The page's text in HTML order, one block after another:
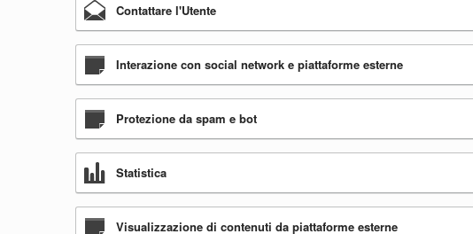
Contattare l'Utente
Interazione con social network e piattaforme esterne
Protezione da spam e bot
Statistica
Visualizzazione di contenuti da piattaforme esterne